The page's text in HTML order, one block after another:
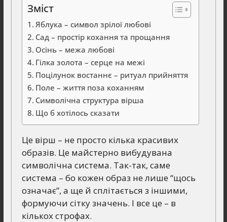
Зміст
Яблука – символ зрілої любові
Сад – простір кохання та прощання
Осінь – межа любові
Гілка золота – серце на межі
Поцілунок востаннє – ритуал прийняття
Поле – життя поза коханням
Символічна структура вірша
Що б хотілось сказати
Це вірш – не просто кілька красивих
образів. Це майстерно вибудувана
символічна система. Так-так, саме
система – бо кожен образ не лише “щось
означає”, а ще й сплітається з іншими,
формуючи сітку значень. І все це – в
кількох строфах.